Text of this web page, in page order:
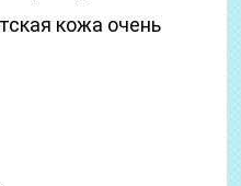
кожа очень